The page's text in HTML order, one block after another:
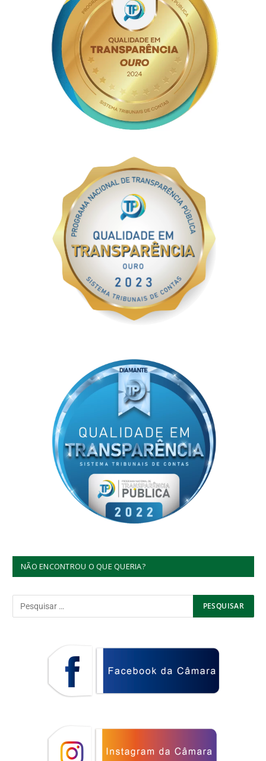
NÃO ENCONTROU O QUE QUERIA?